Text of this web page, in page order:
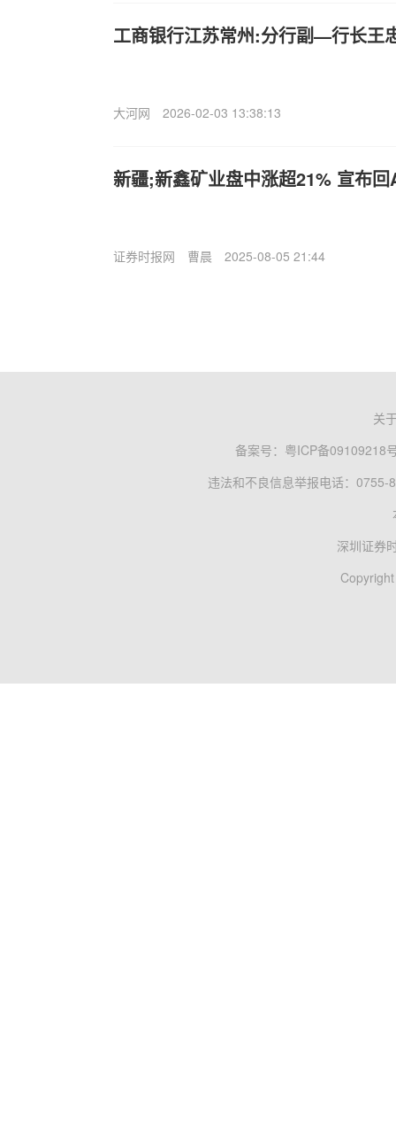
工商银行江苏常州:分行副—行长王
大河网 2026-02-03 13:38:13
新疆;新鑫矿业盘中涨超21% 宣布
证券时报网 曹晨 2025-08-05 21:44
关
备案号： 粤ICP备09109218
违法和不良信息举报电话：0755-
深圳证券